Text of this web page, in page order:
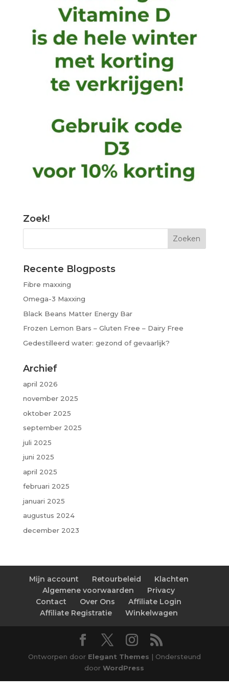
Zoek!
Recente Blogposts
Fibre maxxing
Omega-3 Maxxing
Black Beans Matter Energy Bar
Frozen Lemon Bars – Gluten Free – Dairy Free
Gedestilleerd water: gezond of gevaarlijk?
Archief
april 2026
november 2025
oktober 2025
september 2025
juli 2025
juni 2025
april 2025
februari 2025
januari 2025
augustus 2024
december 2023
Mijn account Retourbeleid
Klachten
Algemene voorwaarden
Privacy
Contact
Over Ons
Affiliate Login
Affiliate Registratie
Winkelwagen
Ontworpen door Elegant Themes | Ondersteund
doorWordPress